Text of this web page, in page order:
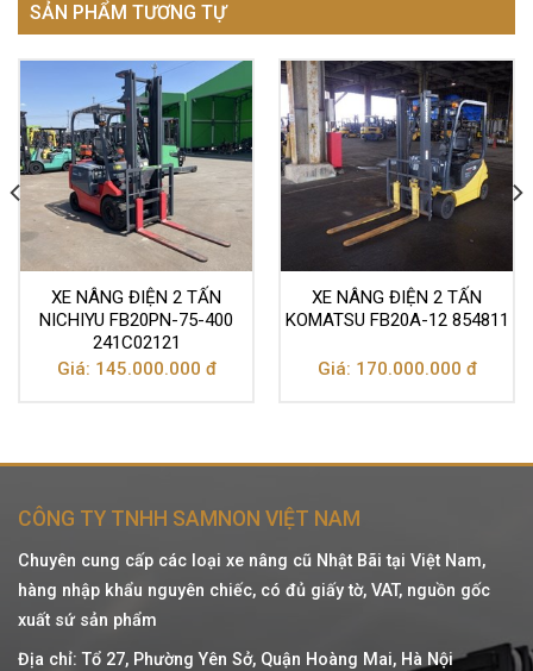
SẢN PHẨM TƯƠNG TỰ
XE NÂNG ĐIỆN 2 TẤN
NICHIYU FB20PN-75-400
241C02121
Giá: 145.000.000 đ
XE NÂNG ĐIỆN 2 TẤN
KOMATSU FB20A-12 854811
Giá: 170.000.000 đ
CÔNG TY TNHH SAMNON VIỆT NAM
Chuyên cung cấp các loại xe nâng cũ Nhật Bãi tại Việt Nam,
hàng nhập khẩu nguyên chiếc, có đủ giấy tờ, VAT, nguồn gốc
xuất sứ sản phẩm
Địa chỉ: Tổ 27, Phường Yên Sở, Quận Hoàng Mai, Hà Nội